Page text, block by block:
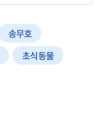
송무호
초식동물